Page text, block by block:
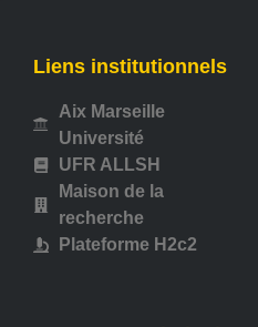
Liens institutionnels
Aix Marseille
Université
UFR ALLSH
Maison de la
recherche
Plateforme H2c2